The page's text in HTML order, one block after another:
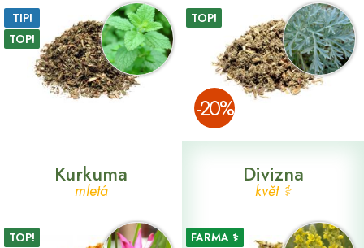
TIP!
TOP!
TOP!
­-20%
Kurkuma
mletá
TOP!
Divizna
květ ⚕
FARMA ⚕